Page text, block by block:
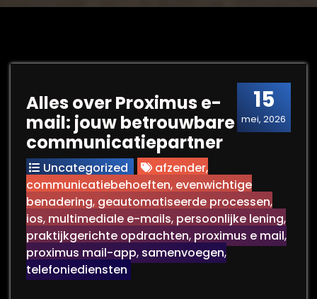
15
mei, 2026
Alles over Proximus e-
mail: jouw betrouwbare
communicatiepartner
Uncategorized afzender,
communicatiebehoeften, evenwichtige
benadering, geautomatiseerde processen,
ios, multimediale e-mails, persoonlijke lening,
praktijkgerichte opdrachten, proximus e mail,
proximus mail-app, samenvoegen,
telefoniediensten